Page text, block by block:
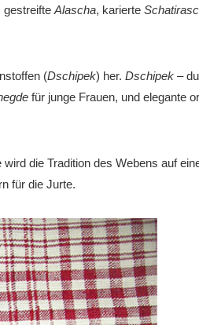
gestreifte Alascha, karierte
(Dschipek) her. Dschipek –
für junge Frauen, und elegante
die Tradition des Webens auf
für die Jurte.